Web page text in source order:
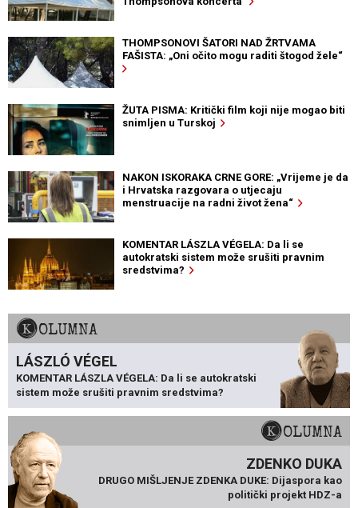
THOMPSONOVI ŠATORI NAD ŽRTVAMA
FAŠISTA: „Oni očito mogu raditi štogod žele“
ŽUTA PISMA: Kritički film koji nije mogao biti
snimljen u Turskoj
NAKON ISKORAKA CRNE GORE: „Vrijeme je da
i Hrvatska razgovara o utjecaju
menstruacije na radni život žena“
KOMENTAR LÁSZLA VÉGELA: Da li se
autokratski sistem može srušiti pravnim
sredstvima?
KOLUMNA
LÁSZLÓ VÉGEL
KOMENTAR LÁSZLA VÉGELA: Da li se autokratski
sistem može srušiti pravnim sredstvima?
KOLUMNA
ZDENKO DUKA
DRUGO MIŠLJENJE ZDENKA DUKE: Dijaspora kao
politički projekt HDZ-a